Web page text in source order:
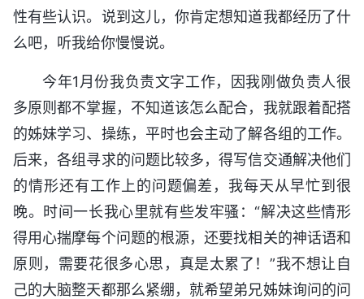
性有些认识。说到这儿，你肯定想知道我都经历了什
么吧，听我给你慢慢说。
今年1月份我负责文字工作，因我刚做负责人很
多原则都不掌握，不知道该怎么配合，我就跟着配搭
的姊妹学习、操练，平时也会主动了解各组的工作。
后来，各组寻求的问题比较多，得写信交通解决他们
的情形还有工作上的问题偏差，我每天从早忙到很
晚。时间一长我心里就有些发牢骚：“解决这些情形
得用心揣摩每个问题的根源，还要找相关的神话语和
原则，需要花很多心思，真是太累了！”我不想让自
己的大脑整天都那么紧绷，就希望弟兄姊妹询问的问